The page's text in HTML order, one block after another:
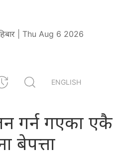
| Thu Aug 6 2026
ENGLISH
गर्न गएका एकै
बेपत्ता